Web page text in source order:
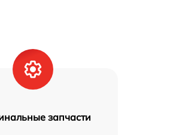
запчасти